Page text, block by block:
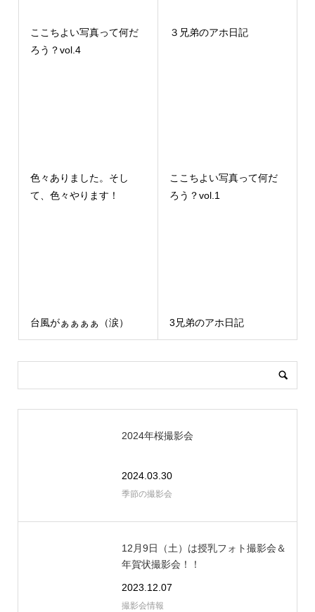
ここちよい写真って何だ
ろう？vol.4
３兄弟のアホ日記
色々ありました。そし
て、色々やります！
ここちよい写真って何だ
ろう？vol.1
台風がぁぁぁぁ（涙） 3兄弟のアホ日記
2024年桜撮影会
2024.03.30
季節の撮影会
12月9日（土）は授乳フォト撮影会＆
年賀状撮影会！！
2023.12.07
撮影会情報